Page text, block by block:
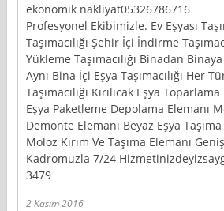
ekonomik nakliyat05326786716
Profesyonel Ekibimizle. Ev Eşyası
Taşımacılığı Şehir İçi İndirme
Yükleme Taşımacılığı Binadan Binaya
Aynı Bina İçi Eşya Taşımacılığı Her
Taşımacılığı Kırılıcak Eşya
Eşya Paketleme Depolama Elemanı
Demonte Elemanı Beyaz Eşya
Moloz Kırım Ve Taşıma Elemanı
Kadromuzla 7/24
3479
2 Kasım 2016